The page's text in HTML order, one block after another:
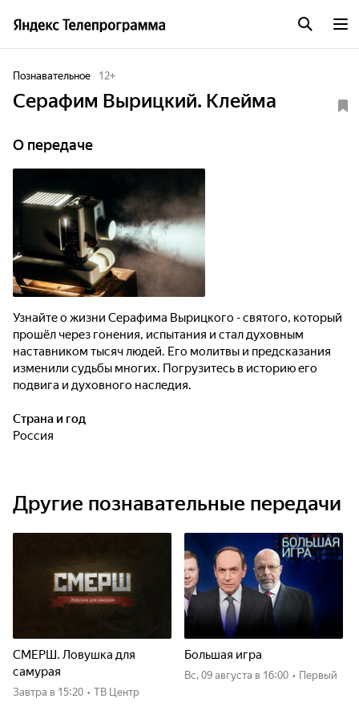
Познавательное 12+
Серафим Вырицкий. Клейма
О передаче
Узнайте о жизни Серафима Вырицкого - святого, который
прошёл через гонения, испытания и стал духовным
наставником тысяч людей. Его молитвы и предсказания
изменили судьбы многих. Погрузитесь в историю его
подвига и духовного наследия.
Страна и год
Россия
Другие познавательные передачи
СМЕРШ. Ловушка для
самурая
Завтра в 15:20 • ТВ Центр
Большая игра
вс, 09 августа в 16:00 • Первый